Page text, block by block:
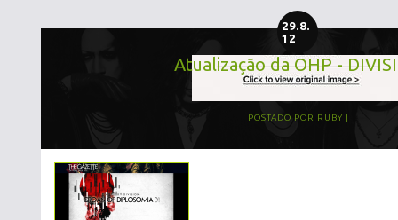
29.8.
12
Atualização da OHP -
POSTADO POR RUBY